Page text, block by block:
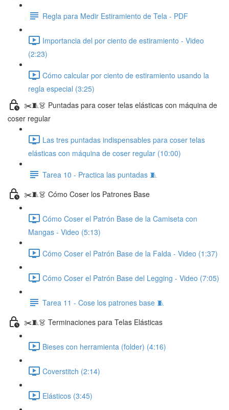
Regla para Medir Estiramiento de Tela - PDF
Importancia del por ciento de estiramiento - Video
(2:23)
Cómo calcular por ciento de estiramiento usando la
regla especial (3:25)
✂️🧵👗 Puntadas para coser telas elásticas con máquina de
coser regular
Las tres puntadas indispensables para coser telas
elásticas con máquina de coser regular (10:00)
Tarea 10 - Practica las puntadas 🧵
✂️🧵👗 Cómo Coser los Patrones Base
Cómo Coser el Patrón Base de la Camiseta con
Mangas - Video (5:13)
Cómo Coser el Patrón Base de la Falda - Video (1:37)
Cómo Coser el Patrón Base del Legging - Video (7:05)
Tarea 11 - Cose los patrones base 🧵
✂️🧵👗 Terminaciones para Telas Elásticas
Bieses con herramienta (folder) (4:16)
Coverstitch (2:14)
Elásticos (3:45)